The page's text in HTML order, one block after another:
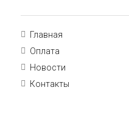
Главная
Оплата
Новости
Контакты